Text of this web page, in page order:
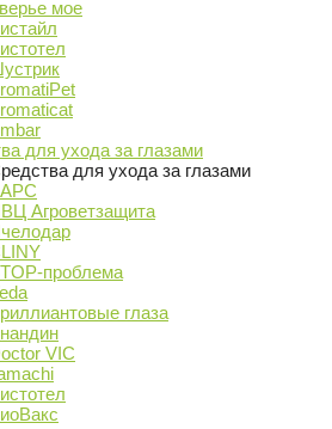
мое
для ухода за глазами
для ухода за глазами
Агроветзащита
проблема
глаза
VIC